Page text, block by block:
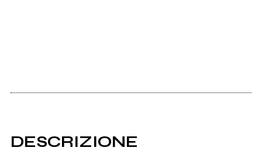
DESCRIZIONE